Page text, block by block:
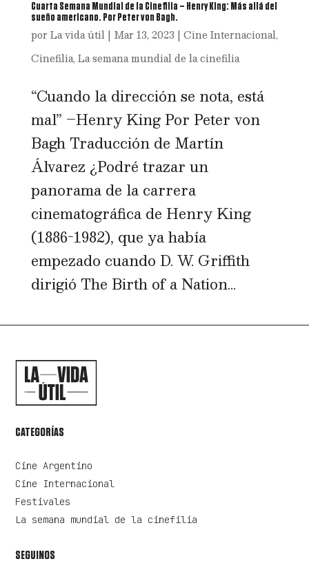
Cuarta Semana Mundial de la Cinefilia – Henry King: Más allá del
sueño americano. Por Peter von Bagh.
por La vida útil| Mar 13, 2023 | Cine Internacional,
Cinefilia, La semana mundial de la cinefilia
“Cuando la dirección se nota, está
mal” –Henry King Por Peter von
Bagh Traducción de Martín
Álvarez ¿Podré trazar un
panorama de la carrera
cinematográfica de Henry King
(1886-1982), que ya había
empezado cuando D. W. Griffith
dirigió The Birth of a Nation...
CATEGORÍAS
Cine Argentino
Cine Internacional
Festivales
La semana mundial de la cinefilia
SEGUINOS